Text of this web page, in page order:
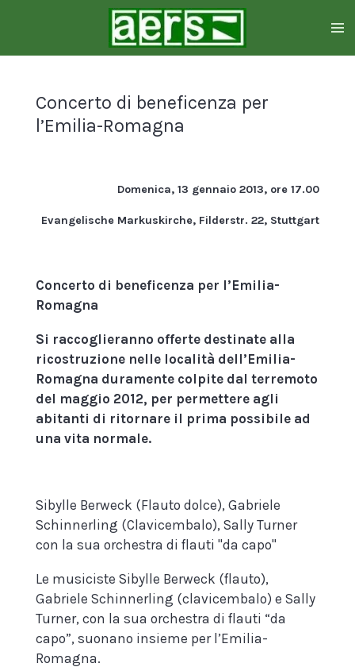
springen
Concerto di beneficenza per
l’Emilia-Romagna
Domenica, 13 gennaio 2013, ore 17.00
Evangelische Markuskirche, Filderstr. 22, Stuttgart
Concerto di beneficenza per l’Emilia-
Romagna
Si raccoglieranno offerte destinate alla
ricostruzione nelle località dell’Emilia-
Romagna duramente colpite dal terremoto
del maggio 2012, per permettere agli
abitanti di ritornare il prima possibile ad
una vita normale.
Sibylle Berweck (Flauto dolce), Gabriele
Schinnerling (Clavicembalo), Sally Turner
con la sua orchestra di flauti "da capo"
Le musiciste Sibylle Berweck (flauto),
Gabriele Schinnerling (clavicembalo) e Sally
Turner, con la sua orchestra di flauti “da
capo”, suonano insieme per l’Emilia-
Romagna.